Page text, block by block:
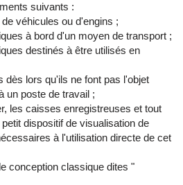
suivants :
véhicules ou d'engins ;
à bord d'un moyen de transport ;
destinés à être utilisés en
dès lors qu'ils ne font pas l'objet
un poste de travail ;
les caisses enregistreuses et tout
dispositif de visualisation de
à l'utilisation directe de cet
conception classique dites "